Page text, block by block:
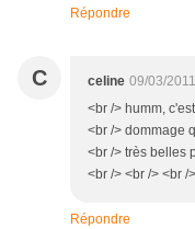
Répondre
C celine 09/03/
<br /> humm,
<br /> dommage
<br /> très belles
<br /> <br /> <br />
Répondre